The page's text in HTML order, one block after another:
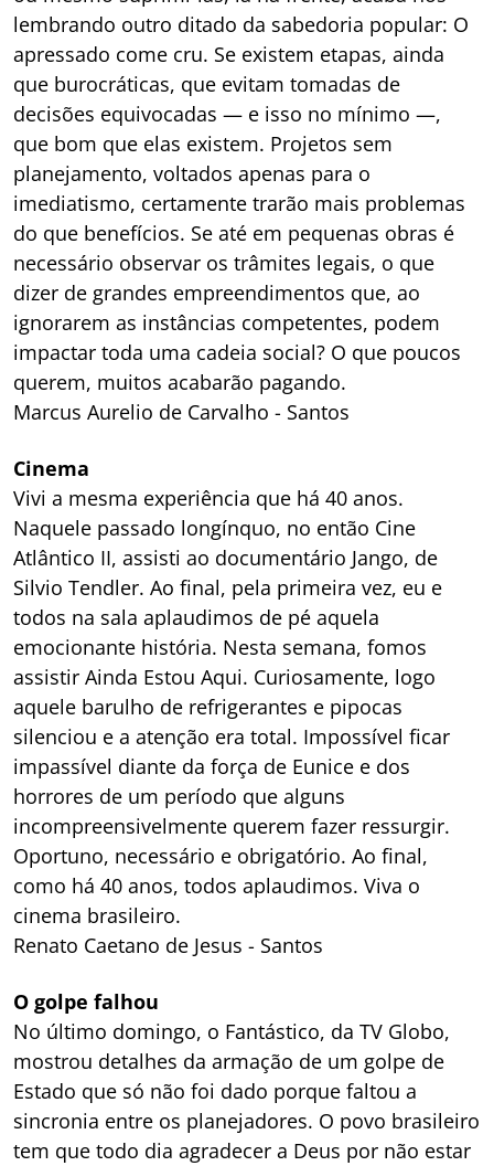
lembrando outro ditado da sabedoria popular: O
apressado come cru. Se existem etapas, ainda
que burocráticas, que evitam tomadas de
decisões equivocadas — e isso no mínimo —,
que bom que elas existem. Projetos sem
planejamento, voltados apenas para o
imediatismo, certamente trarão mais problemas
do que benefícios. Se até em pequenas obras é
necessário observar os trâmites legais, o que
dizer de grandes empreendimentos que, ao
ignorarem as instâncias competentes, podem
impactar toda uma cadeia social? O que poucos
querem, muitos acabarão pagando.
Marcus Aurelio de Carvalho - Santos
Cinema
Vivi a mesma experiência que há 40 anos.
Naquele passado longínquo, no então Cine
Atlântico II, assisti ao documentário Jango, de
Silvio Tendler. Ao final, pela primeira vez, eu e
todos na sala aplaudimos de pé aquela
emocionante história. Nesta semana, fomos
assistir Ainda Estou Aqui. Curiosamente, logo
aquele barulho de refrigerantes e pipocas
silenciou e a atenção era total. Impossível ficar
impassível diante da força de Eunice e dos
horrores de um período que alguns
incompreensivelmente querem fazer ressurgir.
Oportuno, necessário e obrigatório. Ao final,
como há 40 anos, todos aplaudimos. Viva o
cinema brasileiro.
Renato Caetano de Jesus - Santos
O golpe falhou
No último domingo, o Fantástico, da TV Globo,
mostrou detalhes da armação de um golpe de
Estado que só não foi dado porque faltou a
sincronia entre os planejadores. O povo brasileiro
tem que todo dia agradecer a Deus por não estar